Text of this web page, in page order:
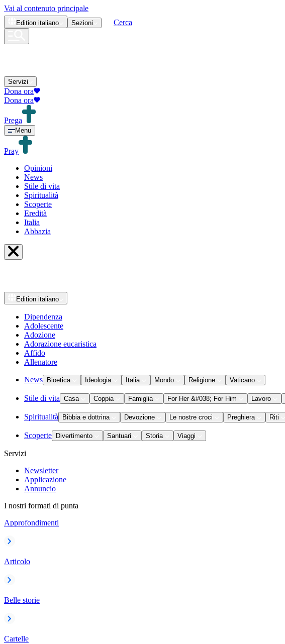
Vai al contenuto principale
Edition italiano Sezioni Cerca
Servizi
Dona ora
Dona ora
Prega
Menu
Pray
Opinioni
News
Stile di vita
Spiritualità
Scoperte
Eredità
Italia
Abbazia
Edition italiano
Dipendenza
Adolescente
Adozione
Adorazione eucaristica
Affido
Allenatore
News Bioetica Ideologia Italia Mondo Religione Vaticano
Stile di vita Casa Coppia Famiglia For Her &#038; For Him Lavoro
Spiritualità Bibbia e dottrina Devozione Le nostre croci Preghiera Riti
Scoperte Divertimento Santuari Storia Viaggi
Servizi
Newsletter
Applicazione
Annuncio
I nostri formati di punta
Approfondimenti
Articolo
Belle storie
Cartelle